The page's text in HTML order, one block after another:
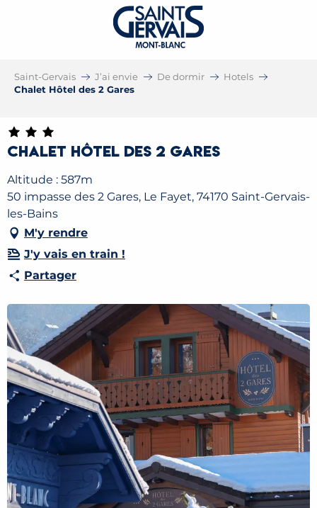
Saint-Gervais J’ai envie De dormir
Hotels
Chalet Hôtel des 2 Gares
Chalet Hôtel des 2 Gares
Altitude : 587m
50 impasse des 2 Gares, Le Fayet, 74170 Saint-Gervais-
les-Bains
M'y rendre
J'y vais en train !
Partager